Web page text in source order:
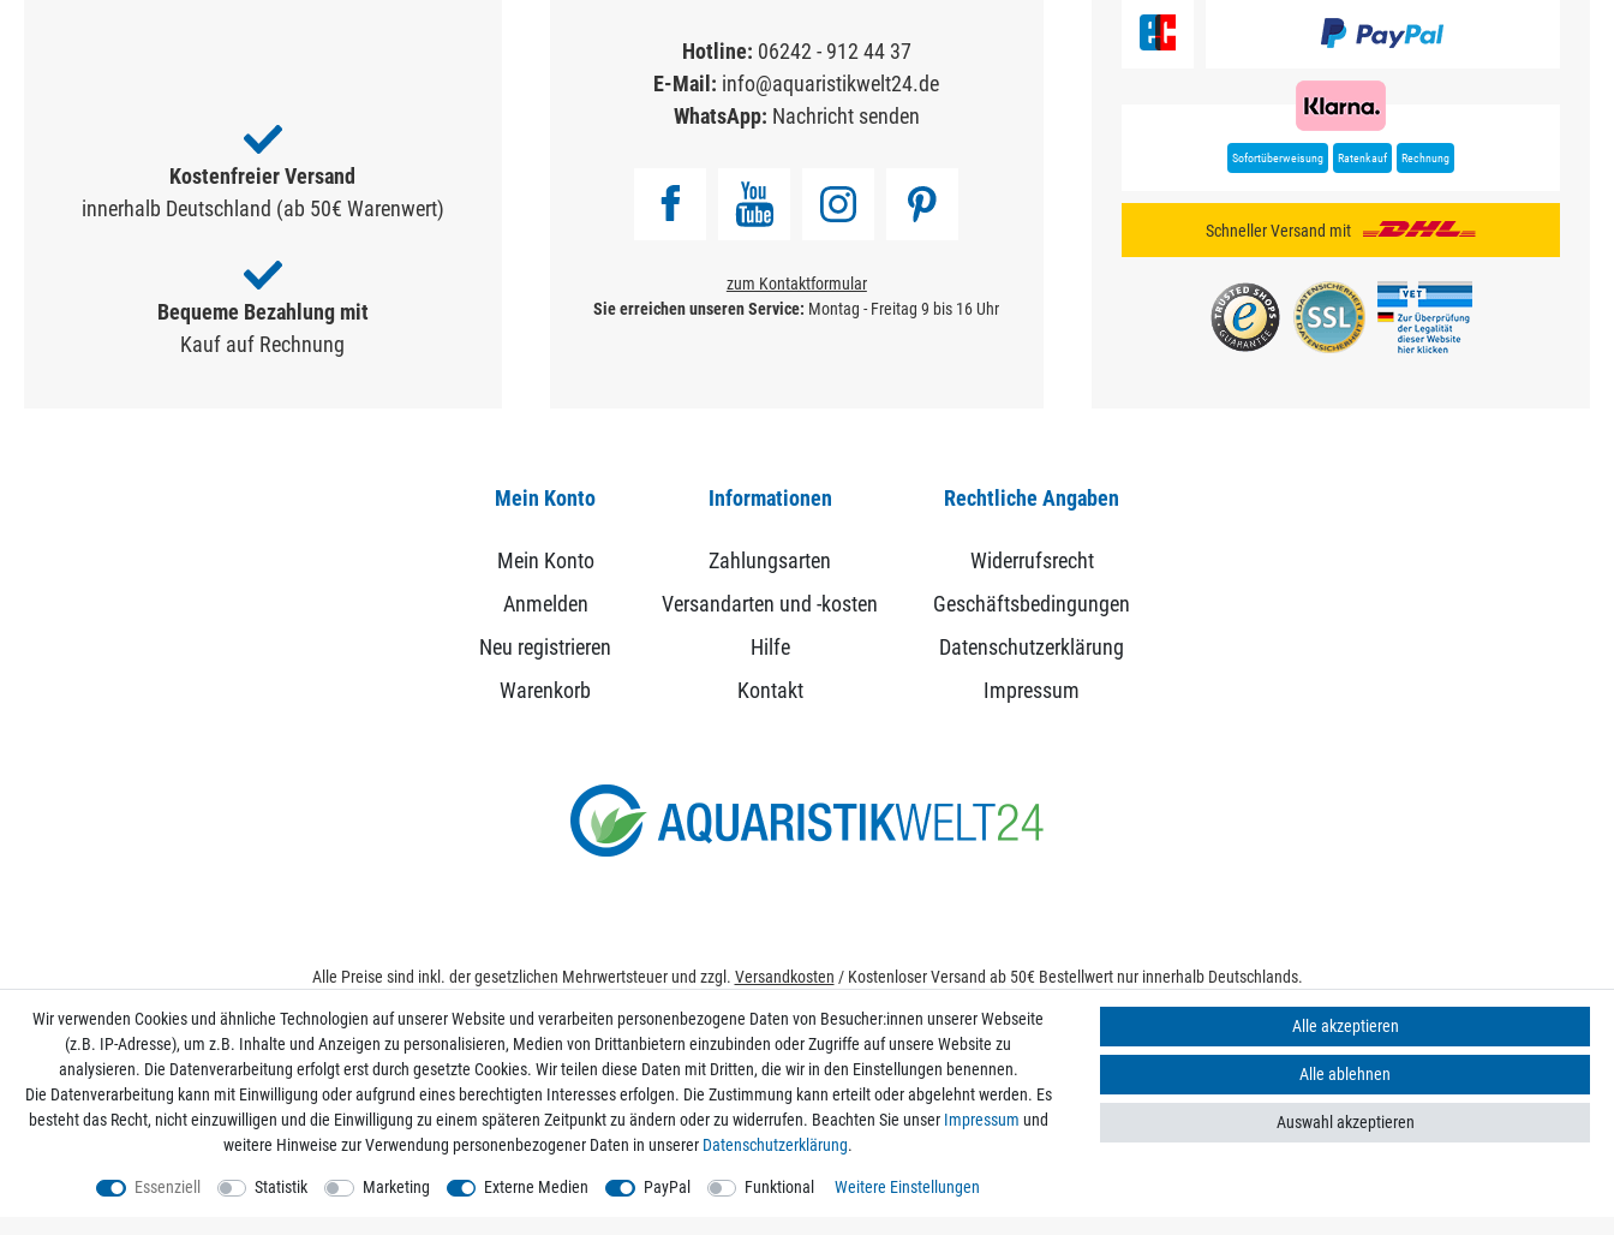
Kostenfreier Versand
innerhalb Deutschland (ab 50€ Warenwert)
Bequeme Bezahlung mit
Kauf auf Rechnung
Hotline: 06242 - 912 44 37
E-Mail: info@aquaristikwelt24.de
WhatsApp: Nachricht senden
zum Kontaktformular
Sie erreichen unseren Service: Montag - Freitag 9 bis 16 Uhr
Sofortüberweisung Ratenkauf Rechnung
Schneller Versand mit
Mein Konto
Mein Konto
Anmelden
Neu registrieren
Warenkorb
Informationen
Zahlungsarten
Versandarten und -kosten
Hilfe
Kontakt
Rechtliche Angaben
Widerrufsrecht
Geschäftsbedingungen
Datenschutzerklärung
Impressum
Alle Preise sind inkl. der gesetzlichen Mehrwertsteuer und zzgl. Versandkosten / Kostenloser Versand ab 50€ Bestellwert nur innerhalb Deutschlands.
Kontakt
Wir verwenden Cookies und ähnliche Technologien auf unserer Website und verarbeiten personenbezogene Daten von Besucher:innen unserer Webseite
(z.B. IP-Adresse), um z.B. Inhalte und Anzeigen zu personalisieren, Medien von Drittanbietern einzubinden oder Zugriffe auf unsere Website zu
analysieren. Die Datenverarbeitung erfolgt erst durch gesetzte Cookies. Wir teilen diese Daten mit Dritten, die wir in den Einstellungen benennen.
Die Datenverarbeitung kann mit Einwilligung oder aufgrund eines berechtigten Interesses erfolgen. Die Zustimmung kann erteilt oder abgelehnt werden. Es
besteht das Recht, nicht einzuwilligen und die Einwilligung zu einem späteren Zeitpunkt zu ändern oder zu widerrufen. Beachten Sie unser Impressum und
weitere Hinweise zur Verwendung personenbezogener Daten in unserer Daten­schutz­erklärung.
Essenziell Statistik Marketing Externe Medien PayPal Funktional Weitere Einstellungen
Alle akzeptieren
Alle ablehnen
Auswahl akzeptieren
* Mit Ihrer Anmeldung willigen Sie der Verarbeitung der Daten zum Zweck des Versands von Werbe-E-Mails ein. Weitere Informationen finden Sie in unseren